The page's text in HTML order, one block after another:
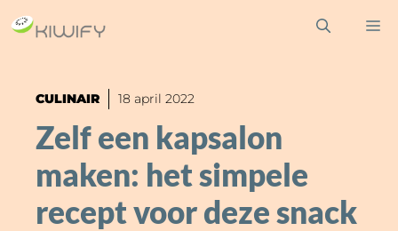
Ga
naar
inhoudCULINAIR 18 april 2022
Zelf een kapsalon
maken: het simpele
recept voor deze snack